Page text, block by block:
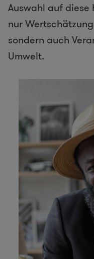
Auswahl auf
nur
sondern auch
Umwelt.